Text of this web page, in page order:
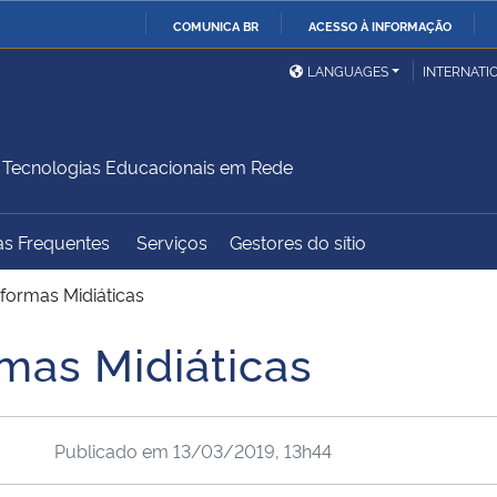
COMUNICA BR ACESSO À INFORMAÇÃO
Ministério da Defesa
Ministério das Relações
Exteriores
Ministério do
Desenvolvimento Regional
Controladoria-Geral da
Advocacia-Geral da União Banco Central do Brasil
LANGUAGES
Educacionais em Rede
Frequentes Serviços Gestores do sítio
Midiáticas
Midiáticas
Publicado em 13/03/2019, 13h44